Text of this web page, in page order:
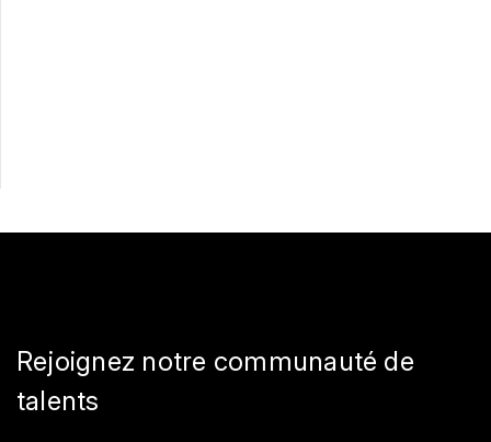
Rejoignez notre communauté de
talents